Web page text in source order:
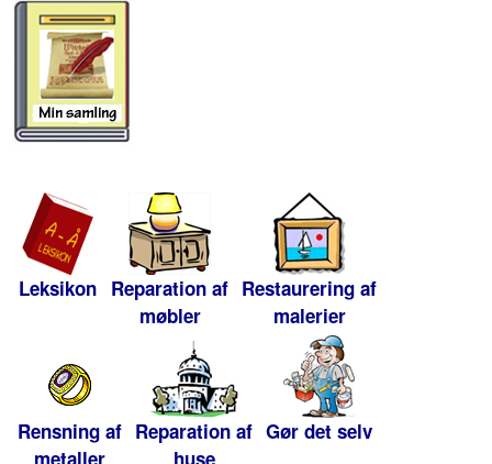
Leksikon Reparation af
møbler
Restaurering af
malerier
Rensning af Reparation af Gør det selv